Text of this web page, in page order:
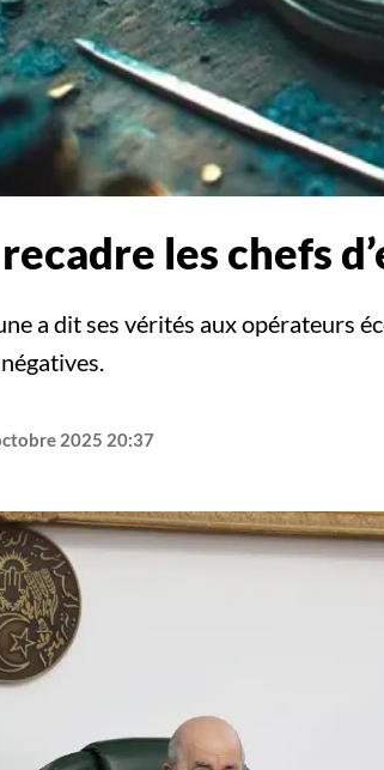
les chefs
a dit ses vérités aux opérateurs
2025 20:37